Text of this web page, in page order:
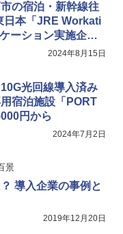
の宿泊・新幹線往
日本「JRE Workati
ーション実施企業
2024年8月15日
光回線導入済み
宿泊施設「PORT
円から
2024年7月2日
景
導入企業の事例と
2019年12月20日